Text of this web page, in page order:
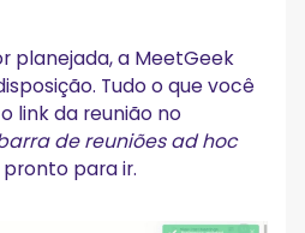
planejada, a MeetGeek
Tudo o que você
link da reunião no
de reuniões ad hoc
para ir.